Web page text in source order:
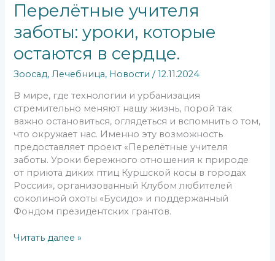
Перелётные учителя
заботы: уроки, которые
остаются в сердце.
Зоосад,Лечебница, Новости /12.11.2024
В мире, где технологии и урбанизация
стремительно меняют нашу жизнь, порой так
важно остановиться, оглядеться и вспомнить о том,
что окружает нас. Именно эту возможность
предоставляет проект «Перелётные учителя
заботы. Уроки бережного отношения к природе
от приюта диких птиц Куршской косы в городах
России», организованный Клубом любителей
соколиной охоты «Бусидо» и поддержанный
Фондом президентских грантов.
Читать далее »